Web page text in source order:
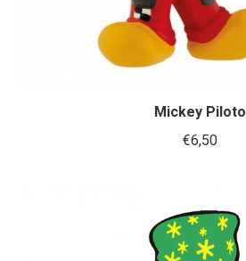
Mickey Piloto
€6,50